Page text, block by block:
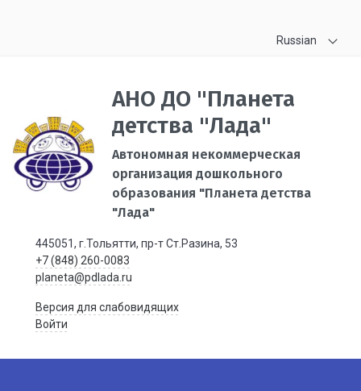
Russian
АНО ДО "Планета
детства "Лада"
Автономная некоммерческая
организация дошкольного
образования "Планета детства
"Лада"
445051, г.Тольятти, пр-т Ст.Разина, 53
+7 (848) 260-0083
planeta@pdlada.ru
Версия для слабовидящих
Войти